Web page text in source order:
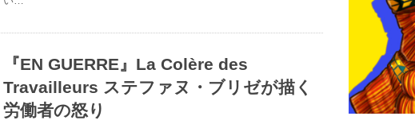
『EN GUERRE』La Colère des
Travailleurs ステファヌ・ブリゼが描く
労働者の怒り